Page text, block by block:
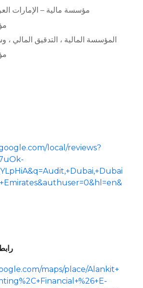
مؤسسة مالية – الإمارات
المؤسسة المالية ، التدقيق المالي ،
local/reviews?
📍
maps/place/Alankit+